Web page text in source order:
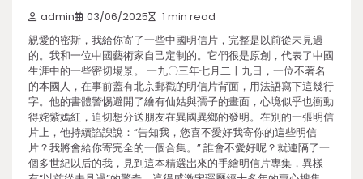
admin 03/06/2025 1 min read
親愛的密斯，我給你寄了一些中國明信片，完整是以前從未見過
的。我和一位中國藝術家自己定制的。它們很是原創，代表了中國
生涯中的一些密切場景。 一九〇三年七月二十九日，一位不著名
的本國人，在事前蓋有北京郵戳的明信片背面，用法語寫下這幾行
字。他的書體警惕避開了繪有仙姑與孺子的畫面，心境似乎也衝動
得姹紫嫣紅，迫切想分送朋友在異國異鄉的發明。在別的一張明信
片上，他持續諂諛說：“告知我，您喜不愛好我寄你的這些明信
片？我將會給你寄完全的一個合集。” 誰會不愛好呢？就連隔了一
個多世紀以后的我，見到這本精選岀來的手繪明信片專集，異樣